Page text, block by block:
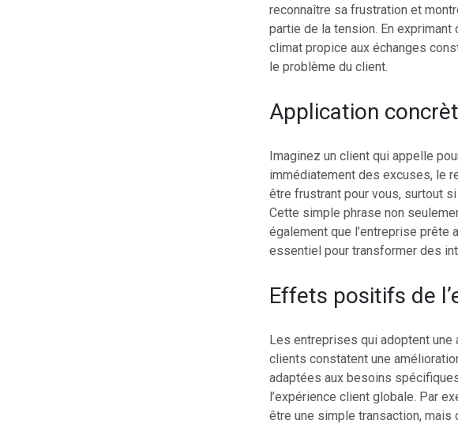
reconnaître sa frustration et
partie de la tension. En
climat propice aux échanges
le problème du client.
Application
Imaginez un client qui appelle
immédiatement des excuses, le
être frustrant pour vous, surtout
Cette simple phrase non
également que l’entreprise prête
essentiel pour transformer des
Effets positifs de
Les entreprises qui adoptent
clients constatent une
adaptées aux besoins
l’expérience client globale. Par
être une simple transaction,